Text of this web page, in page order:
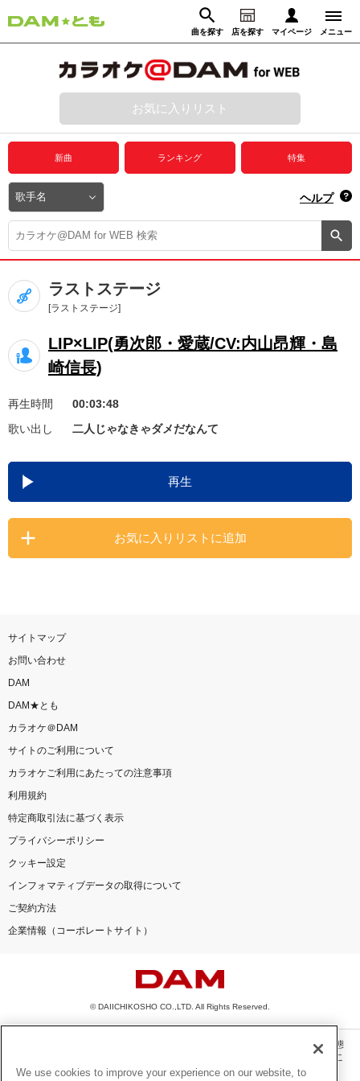
曲を探す 店を探す マイページ メニュー
動画からさがす 録音からさがす
ログイン
プレミアムサービス
DAM★とも動画
DAM★とも録音
カラオケ＠DAM
ユーザー検索
キャンペーン
自宅でカラオケ歌い放題！
お気に入りリスト
新曲 ランキング 特集
ヘルプ
ラストステージ
[ラストステージ]
LIP×LIP(勇次郎・愛蔵/CV:内山昂輝・島
崎信長)
再生時間
00:03:48
歌い出し
二人じゃなきゃダメだなんて
再生
お気に入りリストに追加
サイトマップ
お問い合わせ
DAM
DAM★とも
カラオケ＠DAM
サイトのご利用について
カラオケご利用にあたっての注意事項
利用規約
特定商取引法に基づく表示
プライバシーポリシー
クッキー設定
インフォマティブデータの取得について
ご契約方法
企業情報（コーポレートサイト）
© DAIICHIKOSHO CO.,LTD. All Rights Reserved.
このサイトに掲載されている一切の文章・画像・写真・動画・音声等を、手段や形態
を問わず、著作権法の定める範囲を超えて無断で複製、転載、ファイル化などするこ
とを禁じます。
We use cookies to improve your experience on our website, to